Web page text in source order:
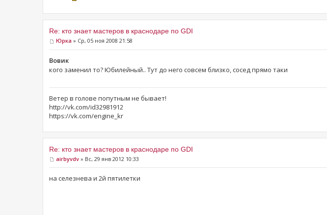
Re: кто знает мастеров в краснодаре по GDI
Юрка » Ср, 05 ноя 2008 21:58
Вовик
кого заменил то? Юбилейный.. Тут до него совсем близко, сосед прямо таки
Ветер в голове попутным не бывает!
http://vk.com/id32981912
https://vk.com/engine_kr
Re: кто знает мастеров в краснодаре по GDI
airbyvdv » Вс, 29 янв 2012 10:33
на селезнева и 2й пятилетки